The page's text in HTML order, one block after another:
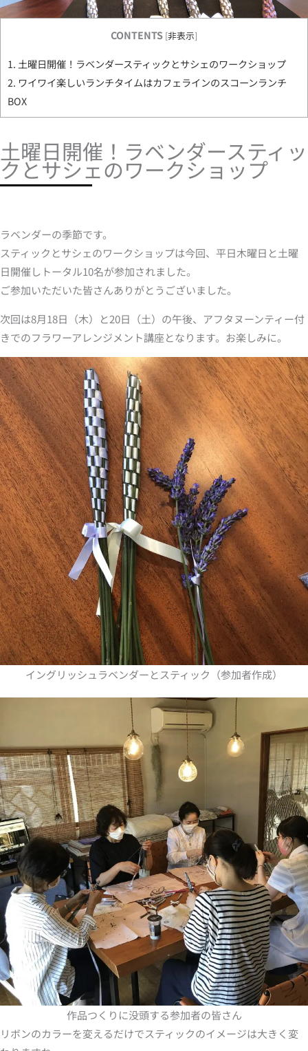
CONTENTS [非表示]
1. 土曜日開催！ラベンダースティックとサシェのワークショップ
2. ワイワイ楽しいランチタイムはカフェラインのスコーンランチ
BOX
土曜日開催！ラベンダースティッ
クとサシェのワークショップ
ラベンダーの季節です。
スティックとサシェのワークショップは今回、平日木曜日と土曜
日開催しトータル10名が参加されました。
ご参加いただいた皆さんありがとうございました。
次回は8月18日（木）と20日（土）の午後、アフタヌーンティー付
きでのフラワーアレンジメント講座となります。お楽しみに。
イングリッシュラベンダーとスティック（参加者作成）
作品つくりに没頭する参加者の皆さん
リボンのカラーを変えるだけでスティックのイメージは大きく変